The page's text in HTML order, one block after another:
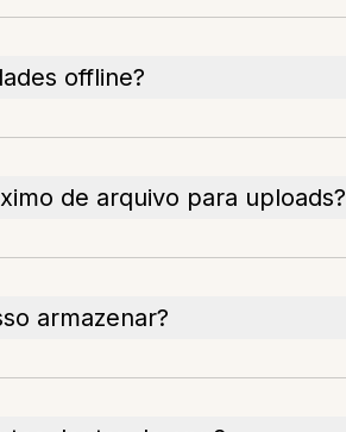
offline?
de arquivo para uploads?
armazenar?